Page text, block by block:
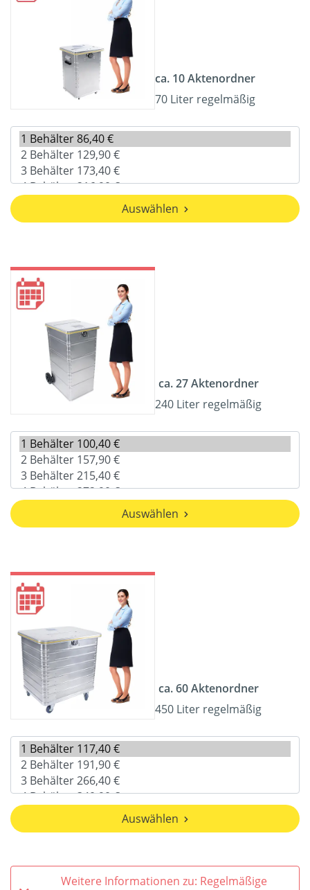
ca. 10 Aktenordner
70 Liter regelmäßig
Auswählen
ca. 27 Aktenordner
240 Liter regelmäßig
Auswählen
ca. 60 Aktenordner
450 Liter regelmäßig
Auswählen
Weitere Informationen zu: Regelmäßige